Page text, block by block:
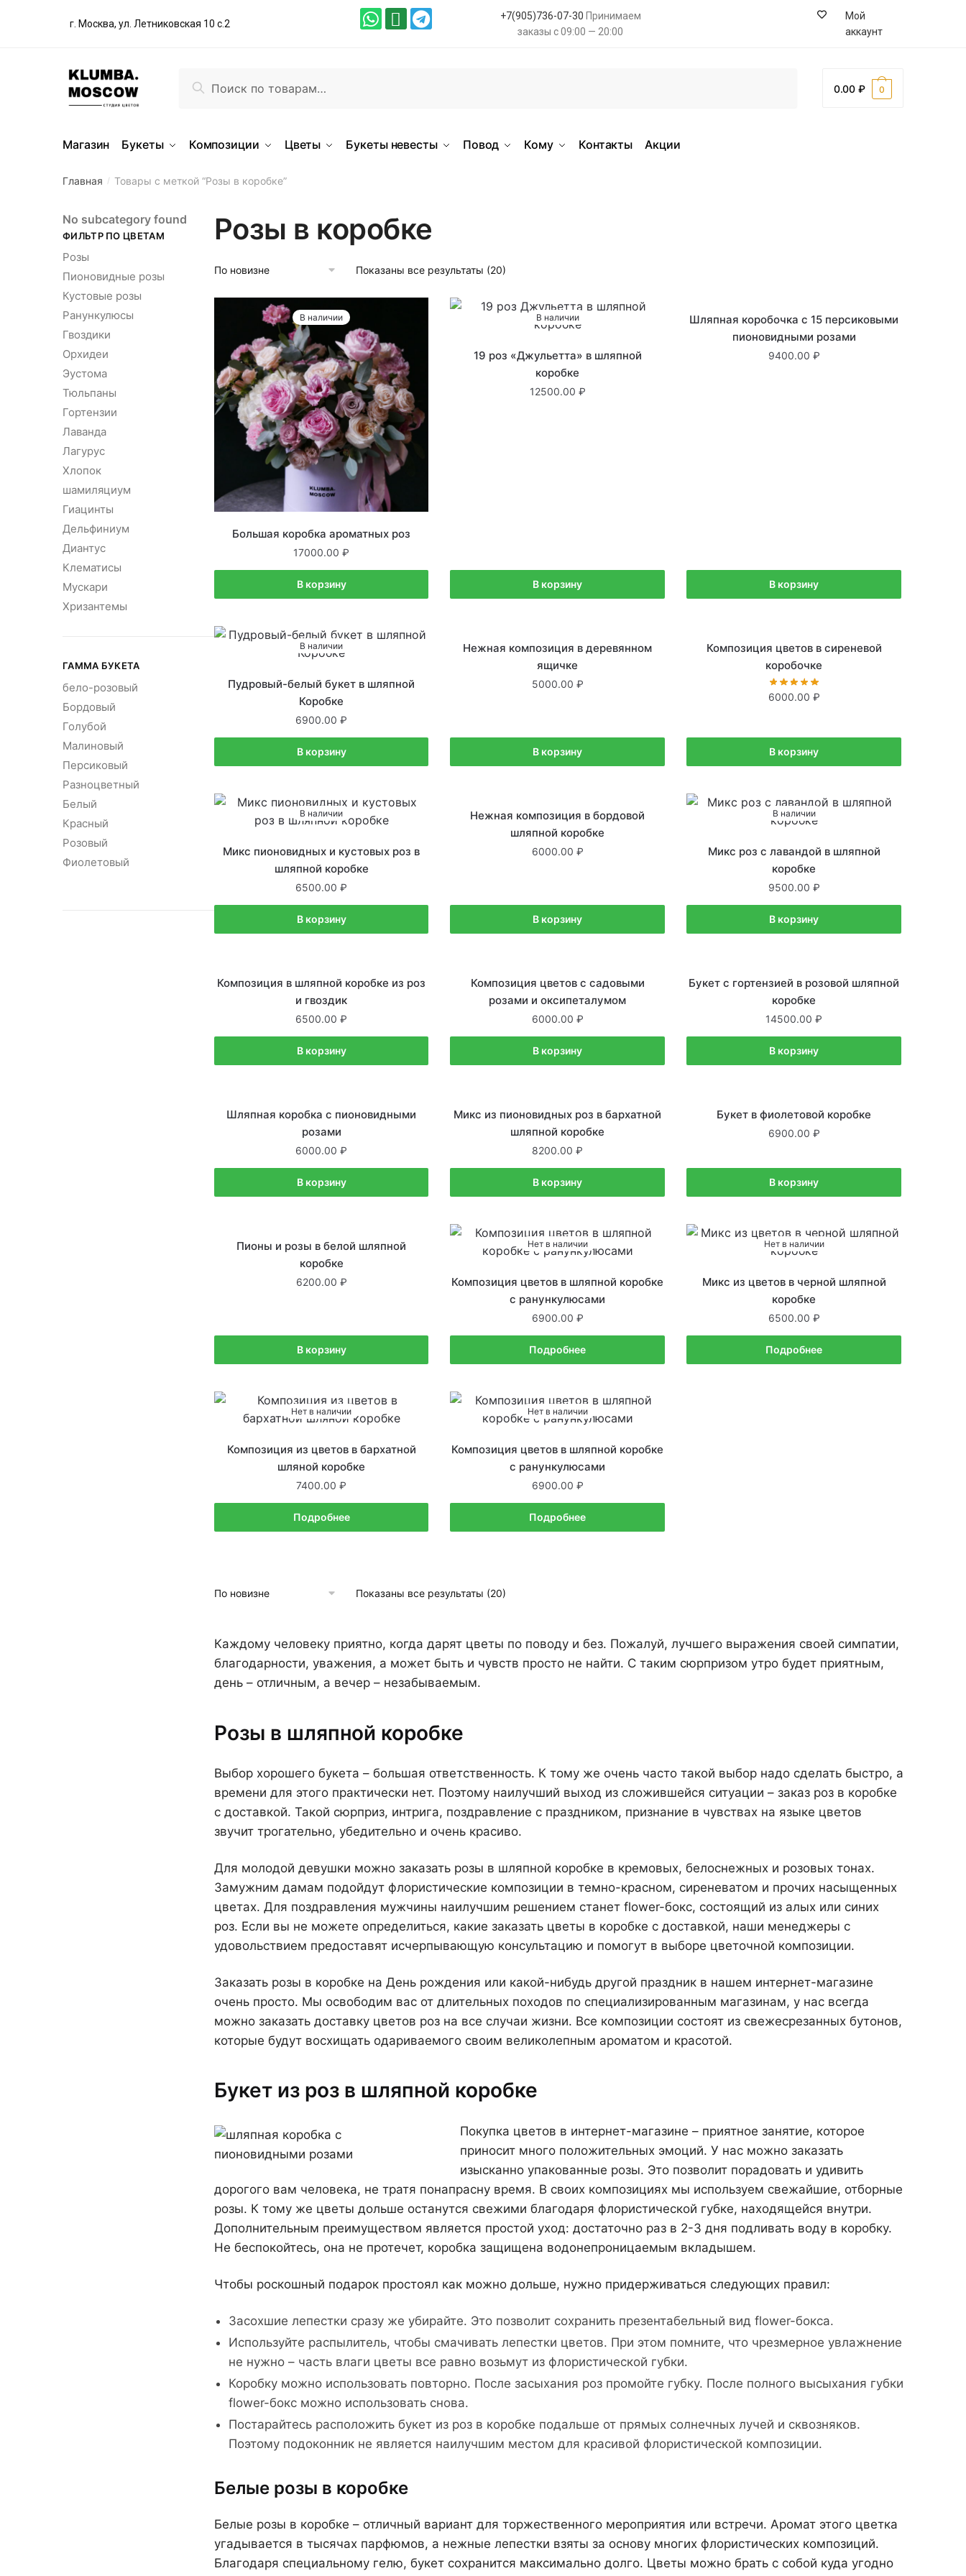
г. Москва, ул. Летниковская 10 с.2
+7(905)736-07-30 Принимаем
заказы с 09:00 — 20:00
Мой
аккаунт
Поиск 0.00 0
Магазин Букеты Композиции Цветы Букеты невесты Повод Кому Контакты Акции
Главная / Товары с меткой “Розы в коробке”
Розы в коробке
Показаны все результаты (20)
В наличии
Большая коробка ароматных роз
17000.00
В корзину
В наличии
19 роз «Джульетта» в шляпной
коробке
12500.00
В корзину
В наличии
Шляпная коробочка с 15 персиковыми
пионовидными розами
9400.00
В корзину
В наличии
Пудровый-белый букет в шляпной
Коробке
6900.00
В корзину
В наличии
Нежная композиция в деревянном
ящичке
5000.00
В корзину
В наличии
Композиция цветов в сиреневой
коробочке
6000.00
В корзину
В наличии
Микс пионовидных и кустовых роз в
шляпной коробке
6500.00
В корзину
В наличии
Нежная композиция в бордовой
шляпной коробке
6000.00
В корзину
В наличии
Микс роз с лавандой в шляпной
коробке
9500.00
В корзину
В наличии
Композиция в шляпной коробке из роз
и гвоздик
6500.00
В корзину
В наличии
Композиция цветов с садовыми
розами и оксипеталумом
6000.00
В корзину
В наличии
Букет с гортензией в розовой шляпной
коробке
14500.00
В корзину
В наличии
Шляпная коробка с пионовидными
розами
6000.00
В корзину
В наличии
Микс из пионовидных роз в бархатной
шляпной коробке
8200.00
В корзину
В наличии
Букет в фиолетовой коробке
6900.00
В корзину
В наличии
Пионы и розы в белой шляпной
коробке
6200.00
В корзину
Нет в наличии
Композиция цветов в шляпной коробке
с ранункулюсами
6900.00
Подробнее
Нет в наличии
Микс из цветов в черной шляпной
коробке
6500.00
Подробнее
Нет в наличии
Композиция из цветов в бархатной
шляной коробке
7400.00
Подробнее
Нет в наличии
Композиция цветов в шляпной коробке
с ранункулюсами
6900.00
Подробнее
Показаны все результаты (20)
Каждому человеку приятно, когда дарят цветы по поводу и без. Пожалуй, лучшего выражения своей симпатии,
благодарности, уважения, а может быть и чувств просто не найти. С таким сюрпризом утро будет приятным,
день – отличным, а вечер – незабываемым.
Розы в шляпной коробке
Выбор хорошего букета – большая ответственность. К тому же очень часто такой выбор надо сделать быстро, а
времени для этого практически нет. Поэтому наилучший выход из сложившейся ситуации – заказ роз в коробке
с доставкой. Такой сюрприз, интрига, поздравление с праздником, признание в чувствах на языке цветов
звучит трогательно, убедительно и очень красиво.
Для молодой девушки можно заказать розы в шляпной коробке в кремовых, белоснежных и розовых тонах.
Замужним дамам подойдут флористические композиции в темно-красном, сиреневатом и прочих насыщенных
цветах. Для поздравления мужчины наилучшим решением станет flower-бокс, состоящий из алых или синих
роз. Если вы не можете определиться, какие заказать цветы в коробке с доставкой, наши менеджеры с
удовольствием предоставят исчерпывающую консультацию и помогут в выборе цветочной композиции.
Заказать розы в коробке на День рождения или какой-нибудь другой праздник в нашем интернет-магазине
очень просто. Мы освободим вас от длительных походов по специализированным магазинам, у нас всегда
можно заказать доставку цветов роз на все случаи жизни. Все композиции состоят из свежесрезанных бутонов,
которые будут восхищать одариваемого своим великолепным ароматом и красотой.
Букет из роз в шляпной коробке
Покупка цветов в интернет-магазине – приятное занятие, которое
приносит много положительных эмоций. У нас можно заказать
изысканно упакованные розы. Это позволит порадовать и удивить
дорогого вам человека, не тратя понапрасну время. В своих композициях мы используем свежайшие, отборные
розы. К тому же цветы дольше останутся свежими благодаря флористической губке, находящейся внутри.
Дополнительным преимуществом является простой уход: достаточно раз в 2-3 дня подливать воду в коробку.
Не беспокойтесь, она не протечет, коробка защищена водонепроницаемым вкладышем.
Чтобы роскошный подарок простоял как можно дольше, нужно придерживаться следующих правил:
Засохшие лепестки сразу же убирайте. Это позволит сохранить презентабельный вид flower-бокса.
Используйте распылитель, чтобы смачивать лепестки цветов. При этом помните, что чрезмерное увлажнение
не нужно – часть влаги цветы все равно возьмут из флористической губки.
Коробку можно использовать повторно. После засыхания роз промойте губку. После полного высыхания губки
flower-бокс можно использовать снова.
Постарайтесь расположить букет из роз в коробке подальше от прямых солнечных лучей и сквозняков.
Поэтому подоконник не является наилучшим местом для красивой флористической композиции.
Белые розы в коробке
Белые розы в коробке – отличный вариант для торжественного мероприятия или встречи. Аромат этого цветка
угадывается в тысячах парфюмов, а нежные лепестки взяты за основу многих флористических композиций.
Благодаря специальному гелю, букет сохранится максимально долго. Цветы можно брать с собой куда угодно
No subcategory found
ФИЛЬТР ПО ЦВЕТАМ
Розы
Пионовидные розы
Кустовые розы
Ранункулюсы
Гвоздики
Орхидеи
Эустома
Тюльпаны
Гортензии
Лаванда
Лагурус
Хлопок
шамиляциум
Гиацинты
Дельфиниум
Диантус
Клематисы
Мускари
Хризантемы
ГАММА БУКЕТА
бело-розовый
Бордовый
Голубой
Малиновый
Персиковый
Разноцветный
Белый
Красный
Розовый
Фиолетовый